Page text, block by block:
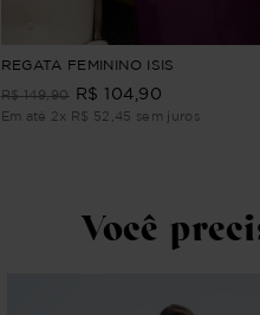
REGATA FEMININO ISIS
R$ 149,90 R$ 104 90
Em até 2x R$ 52 45 sem juros
Você